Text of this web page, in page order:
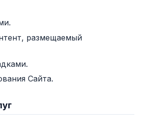
размещаемый
Сайта.